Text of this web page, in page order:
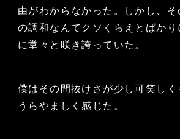
由がわからなかった。しかし、そ
の調和なんてクソくらえとばか
に堂々と咲き誇っていた。
僕はその間抜けさが少し可笑しく
うらやましく感じた。